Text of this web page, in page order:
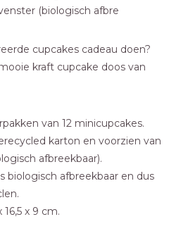
(biologisch afbre
cupcakes cadeau doen?
kraft cupcake doos van
van 12 minicupcakes.
karton en voorzien van
afbreekbaar).
biologisch afbreekbaar en dus
x 9 cm.